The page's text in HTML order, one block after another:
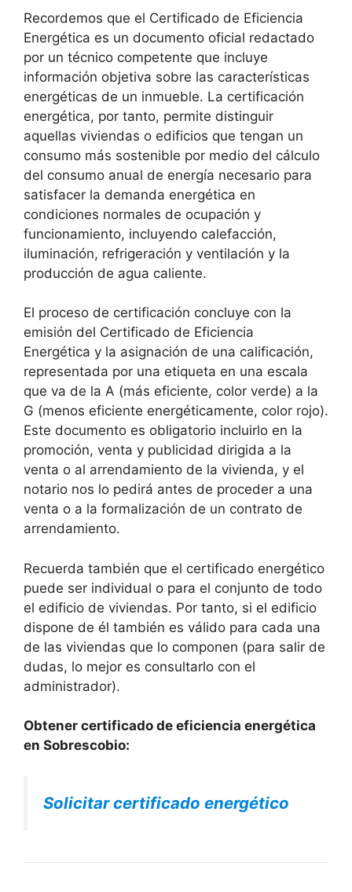
Recordemos que el Certificado de Eficiencia
Energética es un documento oficial redactado
por un técnico competente que incluye
información objetiva sobre las características
energéticas de un inmueble. La certificación
energética, por tanto, permite distinguir
aquellas viviendas o edificios que tengan un
consumo más sostenible por medio del cálculo
del consumo anual de energía necesario para
satisfacer la demanda energética en
condiciones normales de ocupación y
funcionamiento, incluyendo calefacción,
iluminación, refrigeración y ventilación y la
producción de agua caliente.
El proceso de certificación concluye con la
emisión del Certificado de Eficiencia
Energética y la asignación de una calificación,
representada por una etiqueta en una escala
que va de la A (más eficiente, color verde) a la
G (menos eficiente energéticamente, color rojo).
Este documento es obligatorio incluirlo en la
promoción, venta y publicidad dirigida a la
venta o al arrendamiento de la vivienda, y el
notario nos lo pedirá antes de proceder a una
venta o a la formalización de un contrato de
arrendamiento.
Recuerda también que el certificado energético
puede ser individual o para el conjunto de todo
el edificio de viviendas. Por tanto, si el edificio
dispone de él también es válido para cada una
de las viviendas que lo componen (para salir de
dudas, lo mejor es consultarlo con el
administrador).
Obtener certificado de eficiencia energética
en Sobrescobio:
Solicitar certificado energético